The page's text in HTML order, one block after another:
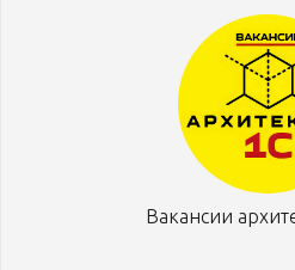
Вакансии